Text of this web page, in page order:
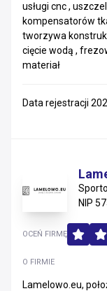
usługi cnc ,
kompensatorów
tworzywa
cięcie wodą ,
materiał
Data rejestracji
NIP
O FIRMIE
Lamelowo.eu,
OCEŃ FIRMĘ